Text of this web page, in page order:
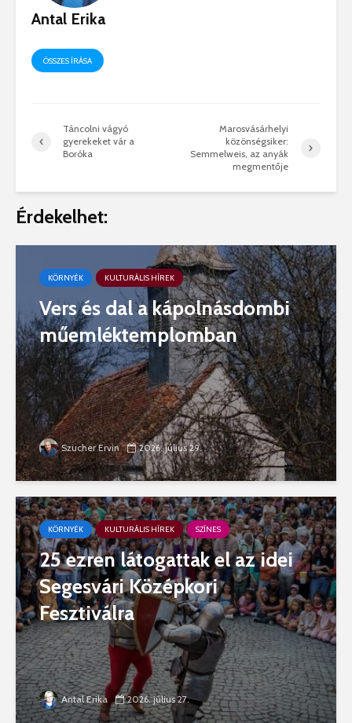
Antal Erika
ÖSSZES ÍRÁSA
Táncolni vágyó
gyerekeket vár a
Boróka
Marosvásárhelyi
közönségsiker:
Semmelweis, az anyák
megmentője
Érdekelhet:
KÖRNYÉK KULTURÁLIS HÍREK
Vers és dal a kápolnásdombi
műemléktemplomban
Szucher Ervin 2026. július 29.
KÖRNYÉK KULTURÁLIS HÍREK SZÍNES
25 ezren látogattak el az idei
Segesvári Középkori
Fesztiválra
Antal Erika 2026. július 27.